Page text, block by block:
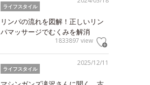
ライフスタイル
リンパの流れを図解！正しいリン
パマッサージでむくみを解消
1833897 view
2025/12/11
ライフスタイル